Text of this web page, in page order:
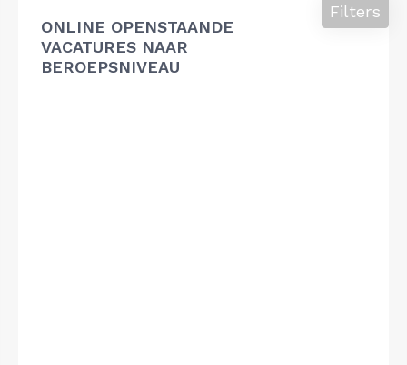
ONLINE OPENSTAANDE
VACATURES NAAR
BEROEPSNIVEAU
Filters